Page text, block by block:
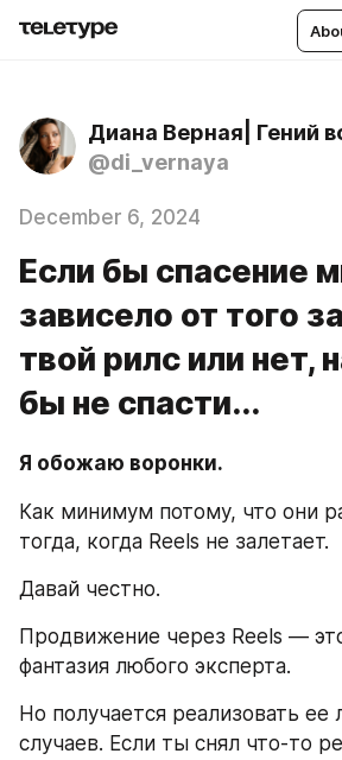
@di_vernaya
December 6, 2024
Если бы спасение
зависело от того
твой рилс или нет,
бы не спасти...
Я обожаю воронки.
Как минимум потому, что они
тогда, когда Reels не залетает.
Давай честно.
Продвижение через Reels —
фантазия любого эксперта.
Но получается реализовать ее
случаев. Если ты снял что-то